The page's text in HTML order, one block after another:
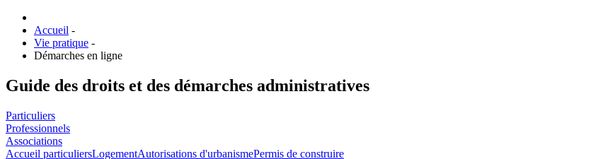
Accueil -
Vie pratique -
Démarches en ligne
Guide des droits et des démarches administratives
Particuliers
Professionnels
Associations
Accueil particuliersLogementAutorisations d'urbanismePermis de construire